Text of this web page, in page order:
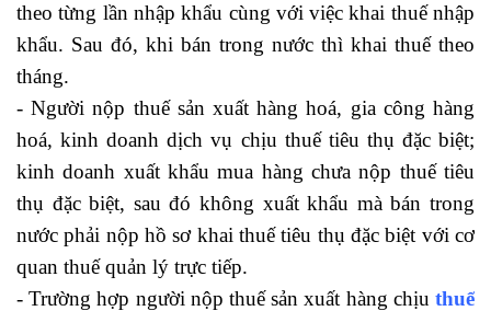
theo từng lần nhập khẩu cùng với việc khai thuế nhập
khẩu. Sau đó, khi bán trong nước thì khai thuế theo
tháng.
- Người nộp thuế sản xuất hàng hoá, gia công hàng
hoá, kinh doanh dịch vụ chịu thuế tiêu thụ đặc biệt;
kinh doanh xuất khẩu mua hàng chưa nộp thuế tiêu
thụ đặc biệt, sau đó không xuất khẩu mà bán trong
nước phải nộp hồ sơ khai thuế tiêu thụ đặc biệt với cơ
quan thuế quản lý trực tiếp.
- Trường hợp người nộp thuế sản xuất hàng chịu thuế